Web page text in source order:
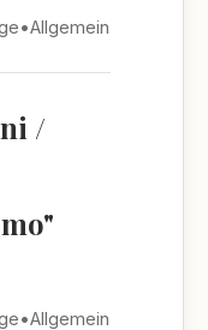
•Allgemein
/
•Allgemein